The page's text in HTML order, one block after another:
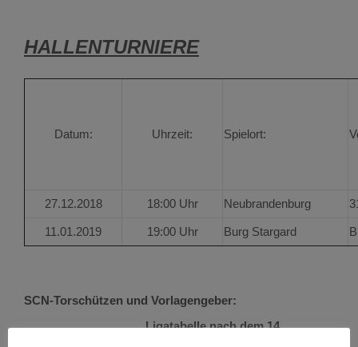
HALLENTURNIERE
Datum: Uhrzeit: Spielort:
27.12.2018 18:00 Uhr Neubrandenburg
11.01.2019 19:00 Uhr Burg Stargard
SCN-Torschützen und Vorlagengeber:
Ligatabelle nach dem 14.